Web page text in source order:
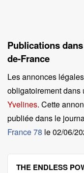
Publications
de-France
Les annonces
obligatoirement dans
Yvelines. Cette
publiée dans le
France 78 le02/06/
THE ENDLESS